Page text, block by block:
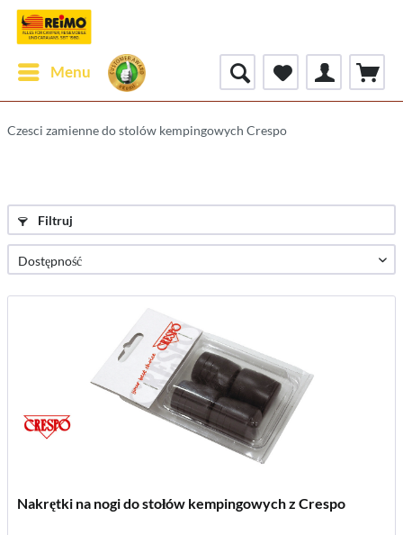
Menu
Czesci zamienne do stolów kempingowych Crespo
Filtruj
Nakrętki na nogi do stołów kempingowych z Crespo